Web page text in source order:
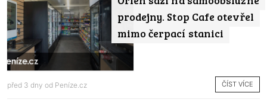
prodejny. Stop Cafe otevřel
mimo čerpací stanici
před 3 dny od Peníze.cz ČÍST VÍCE